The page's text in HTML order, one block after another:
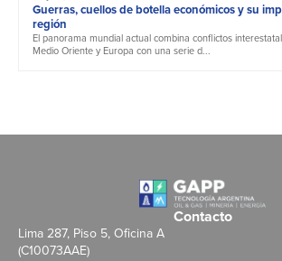
Guerras, cuellos de botella económicos y su
región
El panorama mundial actual combina conflictos
Medio Oriente y Europa con una serie d...
Contacto
Lima 287, Piso 5, Oficina A
(C10073AAE)